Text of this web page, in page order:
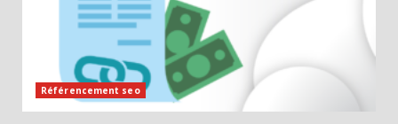
Référencement seo